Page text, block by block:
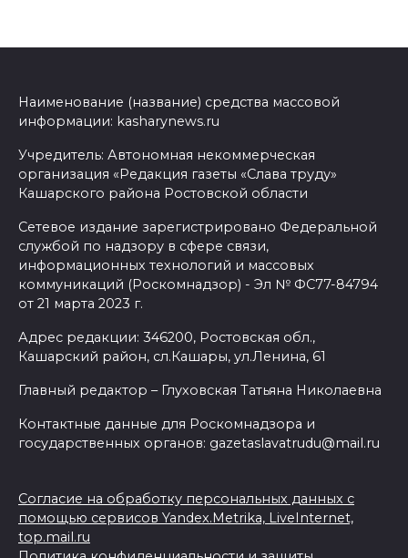
Наименование (название) средства массовой
информации: kasharynews.ru
Учредитель: Автономная некоммерческая
организация «Редакция газеты «Слава труду»
Кашарского района Ростовской области
Сетевое издание зарегистрировано Федеральной
службой по надзору в сфере связи,
информационных технологий и массовых
коммуникаций (Роскомнадзор) - Эл № ФС77-84794
от 21 марта 2023 г.
Адрес редакции: 346200, Ростовская обл.,
Кашарский район, сл.Кашары, ул.Ленина, 61
Главный редактор – Глуховская Татьяна Николаевна
Контактные данные для Роскомнадзора и
государственных органов: gazetaslavatrudu@mail.ru
Согласие на обработку персональных данных с
помощью сервисов Yandex.Metrika, LiveInternet,
top.mail.ru